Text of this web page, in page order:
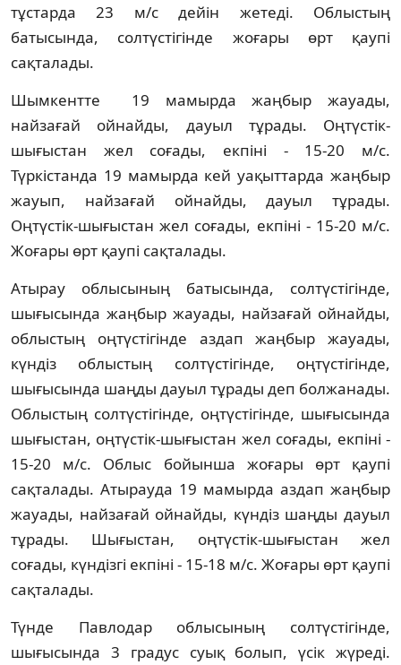
тұстарда 23 м/с дейін жетеді. Облыстың
батысында, солтүстігінде жоғары өрт қаупі
сақталады.
Шымкентте 19 мамырда жаңбыр жауады,
найзағай ойнайды, дауыл тұрады. Оңтүстік-
шығыстан жел соғады, екпіні - 15-20 м/с.
Түркістанда 19 мамырда кей уақыттарда жаңбыр
жауып, найзағай ойнайды, дауыл тұрады.
Оңтүстік-шығыстан жел соғады, екпіні - 15-20 м/с.
Жоғары өрт қаупі сақталады.
Атырау облысының батысында, солтүстігінде,
шығысында жаңбыр жауады, найзағай ойнайды,
облыстың оңтүстігінде аздап жаңбыр жауады,
күндіз облыстың солтүстігінде, оңтүстігінде,
шығысында шаңды дауыл тұрады деп болжанады.
Облыстың солтүстігінде, оңтүстігінде, шығысында
шығыстан, оңтүстік-шығыстан жел соғады, екпіні -
15-20 м/с. Облыс бойынша жоғары өрт қаупі
сақталады. Атырауда 19 мамырда аздап жаңбыр
жауады, найзағай ойнайды, күндіз шаңды дауыл
тұрады. Шығыстан, оңтүстік-шығыстан жел
соғады, күндізгі екпіні - 15-18 м/с. Жоғары өрт қаупі
сақталады.
Түнде Павлодар облысының солтүстігінде,
шығысында 3 градус суық болып, үсік жүреді.